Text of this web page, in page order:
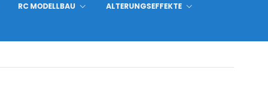
RC MODELLBAU ALTERUNGSEFFEKTE